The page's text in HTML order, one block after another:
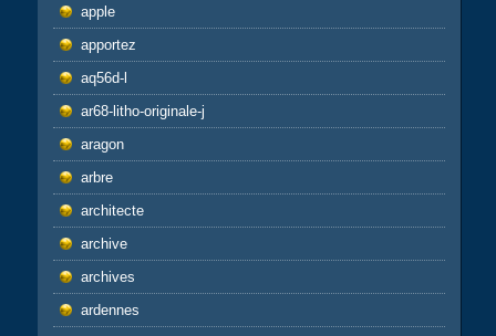
apple
apportez
aq56d-l
ar68-litho-originale-j
aragon
arbre
architecte
archive
archives
ardennes